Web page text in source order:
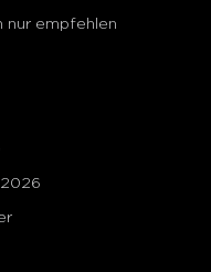
nur empfehlen